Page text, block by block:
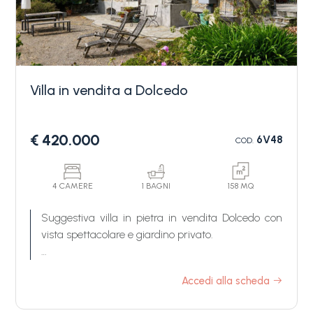
Villa in vendita a Dolcedo
€ 420.000 COD.6V48
4 CAMERE 1 BAGNI 158 MQ
Suggestiva villa in pietra in vendita Dolcedo con
vista spettacolare e giardino privato.
di Dolcedo c'è una incantevole villa in vendita; una
Accedi alla scheda
minime
Qualsiasi